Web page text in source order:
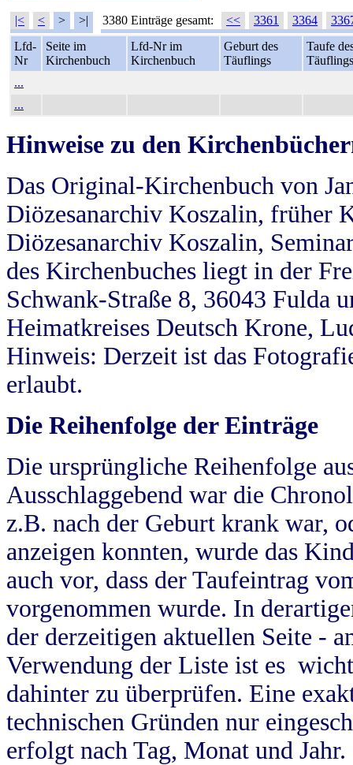
|< < > >| 3380 Einträge gesamt: << 3361 3364
Lfd-
Nr
Seite im
Kirchenbuch
Lfd-Nr im
Kirchenbuch
Geburt des
Täuflings
Taufe
Täuflings
...
...
Hinweise zu den
Das Original-Kirchenbuch von
Diözesanarchiv Koszalin, früher
Diözesanarchiv Koszalin,
des Kirchenbuches liegt in der
Schwank-Straße 8, 36043 Fulda
Heimatkreises Deutsch Krone,
Hinweis: Derzeit ist das
erlaubt.
Die Reihenfolge der Einträge
Die ursprüngliche Reihenfolge
Ausschlaggebend war die
z.B. nach der Geburt krank war,
anzeigen konnten, wurde das
auch vor, dass der Taufeintrag
vorgenommen wurde. In
der derzeitigen aktuellen Seite -
Verwendung der Liste ist es
dahinter zu überprüfen. Eine
technischen Gründen nur
erfolgt nach Tag, Monat und Jahr.